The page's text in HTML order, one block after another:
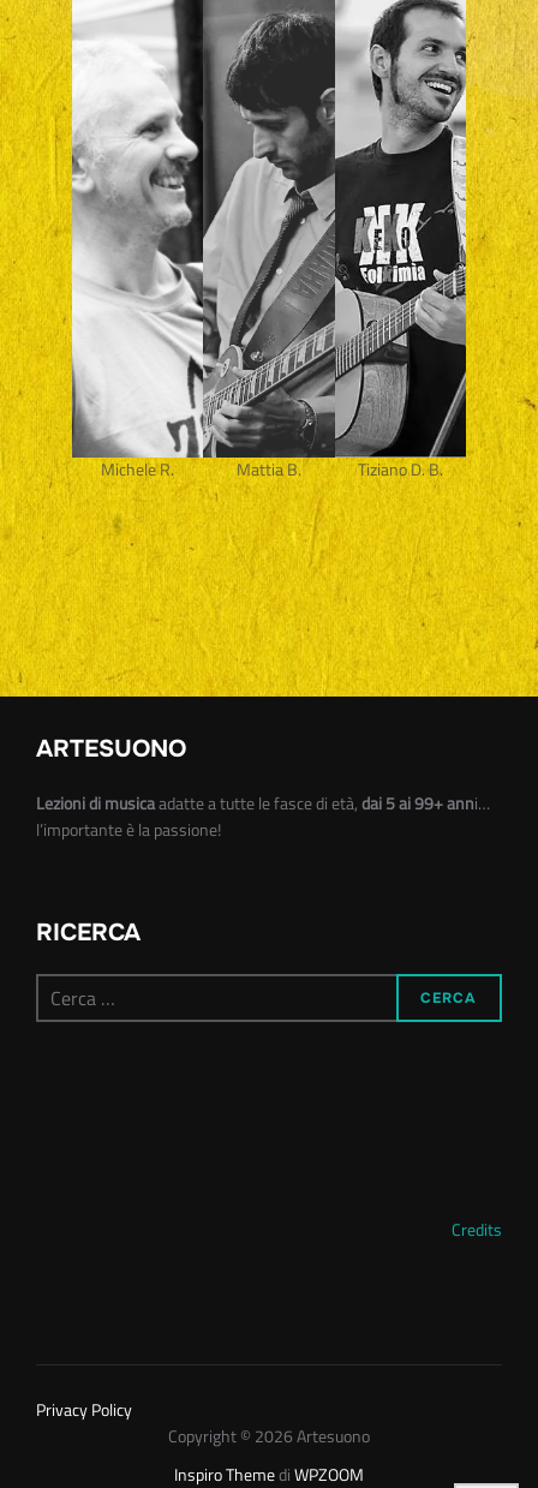
Michele R. Mattia B. Tiziano D. B.
ARTESUONO
Lezioni di musicaadatte a tutte le fasce di età,dai 5 ai 99+ anni…
l’importante è la passione!
RICERCA
per:
CERCA
Credits
Privacy Policy
Copyright © 2026 Artesuono
Inspiro ThemediWPZOOM